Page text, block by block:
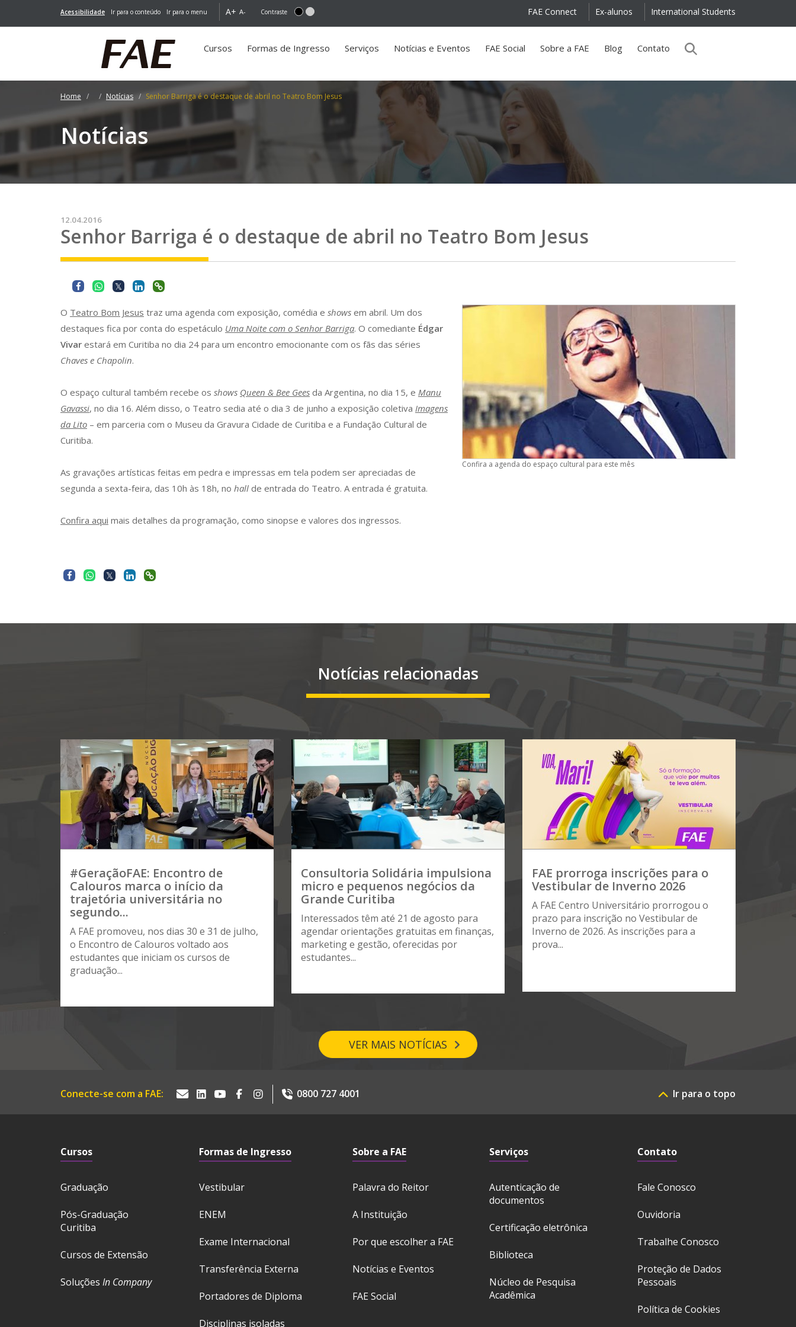
Acessibilidade Ir para o conteúdo Ir para o menu A+ A- Contraste International Students
Ex-alunos
FAE Connect
Cursos Formas de Ingresso Serviços Notícias e Eventos FAE Social Sobre a FAE Blog Contato
Home Notícias Senhor Barriga é o destaque de abril no Teatro Bom Jesus
Notícias
12.04.2016
Senhor Barriga é o destaque de abril no Teatro Bom Jesus
Confira a agenda do espaço cultural para este mês
O Teatro Bom Jesus traz uma agenda com exposição, comédia e shows em abril. Um dos
destaques fica por conta do espetáculo Uma Noite com o Senhor Barriga. O comediante Édgar
Vivar estará em Curitiba no dia 24 para um encontro emocionante com os fãs das séries
Chaves e Chapolin.
O espaço cultural também recebe os shows Queen & Bee Gees da Argentina, no dia 15, e Manu
Gavassi, no dia 16. Além disso, o Teatro sedia até o dia 3 de junho a exposição coletiva Imagens
da Lito – em parceria com o Museu da Gravura Cidade de Curitiba e a Fundação Cultural de
Curitiba.
As gravações artísticas feitas em pedra e impressas em tela podem ser apreciadas de
segunda a sexta-feira, das 10h às 18h, no hall de entrada do Teatro. A entrada é gratuita.
Confira aqui mais detalhes da programação, como sinopse e valores dos ingressos.
Notícias relacionadas
#GeraçãoFAE: Encontro de
Calouros marca o início da
trajetória universitária no
segundo...
A FAE promoveu, nos dias 30 e 31 de julho,
o Encontro de Calouros voltado aos
estudantes que iniciam os cursos de
graduação...
Consultoria Solidária impulsiona
micro e pequenos negócios da
Grande Curitiba
Interessados têm até 21 de agosto para
agendar orientações gratuitas em finanças,
marketing e gestão, oferecidas por
estudantes...
FAE prorroga inscrições para o
Vestibular de Inverno 2026
A FAE Centro Universitário prorrogou o
prazo para inscrição no Vestibular de
Inverno de 2026. As inscrições para a
prova...
VER MAIS NOTÍCIAS
Conecte-se com a FAE: 0800 727 4001 Ir para o topo
Cursos
Graduação
Pós-Graduação
Curitiba
Cursos de Extensão
Soluções In Company
Formas de Ingresso
Vestibular
ENEM
Exame Internacional
Transferência Externa
Portadores de Diploma
Disciplinas isoladas
Sobre a FAE
Palavra do Reitor
A Instituição
Por que escolher a FAE
Notícias e Eventos
FAE Social
Serviços
Autenticação de
documentos
Certificação eletrônica
Biblioteca
Núcleo de Pesquisa
Acadêmica
Contato
Fale Conosco
Ouvidoria
Trabalhe Conosco
Proteção de Dados
Pessoais
Política de Cookies